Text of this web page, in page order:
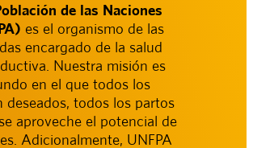
de las Naciones
es el organismo de las
encargado de la salud
Nuestra misión es
en el que todos los
deseados, todos los partos
aproveche el potencial de
Adicionalmente, UNFPA